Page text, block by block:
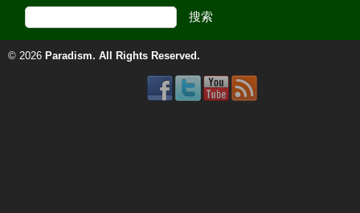
© 2026 Paradism. All Rights Reserved.